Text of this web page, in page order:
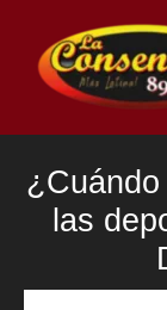
contenido
las